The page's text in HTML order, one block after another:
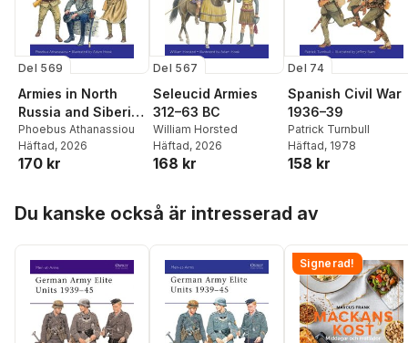
Del 569
Armies in North
Russia and Siberia
1918–20
Phoebus Athanassiou
Häftad, 2026
170 kr
Del 567
Seleucid Armies
312–63 BC
William Horsted
Häftad, 2026
168 kr
Del 74
Spanish Civil War
1936–39
Patrick Turnbull
Häftad, 1978
158 kr
Du kanske också är intresserad av
Signerad!